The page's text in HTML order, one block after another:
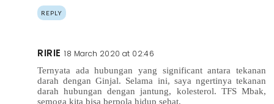
REPLY
RIRIE 18 March 2020 at 02:46
Ternyata ada hubungan yang significant antara tekanan
darah dengan Ginjal. Selama ini, saya ngertinya tekanan
darah hubungan dengan jantung, kolesterol. TFS Mbak,
semoga kita bisa berpola hidup sehat.